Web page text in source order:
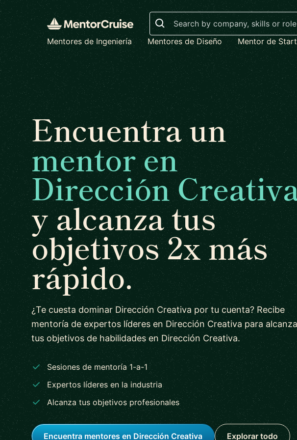
Search
Mentores de Ingeniería
Mentores de Diseño Mentor de
Encuentra un
mentor en
Dirección
y alcanza tus
objetivos 2x más
rápido.
¿Te cuesta dominar Dirección Creativa por tu cuenta? Recibe
mentoría de expertos líderes en Dirección Creativa para
tus objetivos de habilidades en Dirección Creativa.
Sesiones de mentoría 1-a-1
Expertos líderes en la industria
Alcanza tus objetivos profesionales
Encuentra mentores en Dirección Creativa Explorar todo